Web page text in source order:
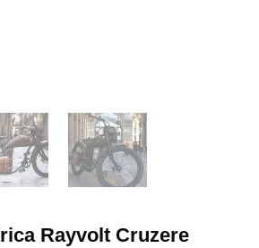
Rayvolt Cruzere